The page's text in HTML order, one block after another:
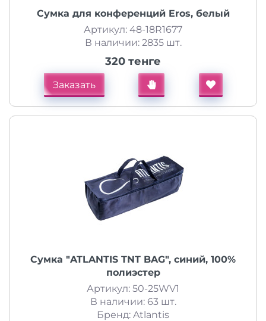
Сумка для конференций Eros, белый
Артикул: 48-18R1677
В наличии: 2835 шт.
320 тенге
Заказать
Сумка "ATLANTIS TNT BAG", синий, 100%
полиэстер
Артикул: 50-25WV1
В наличии: 63 шт.
Бренд: Atlantis